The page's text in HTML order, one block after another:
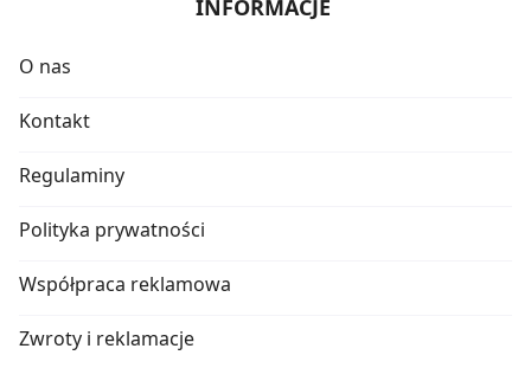
INFORMACJE
O nas
Kontakt
Regulaminy
Polityka prywatności
Współpraca reklamowa
Zwroty i reklamacje